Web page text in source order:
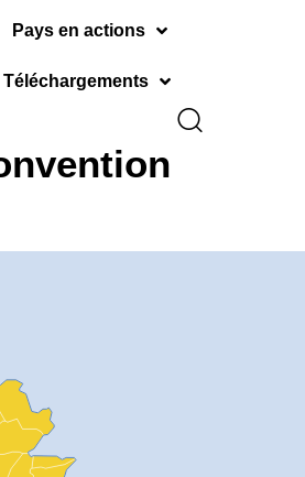
Pays en actions
Téléchargements